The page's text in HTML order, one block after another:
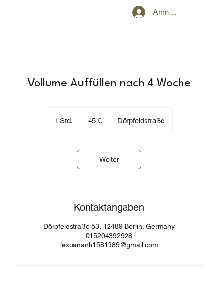
Anmelden
Vollume Auffüllen nach 4 Woche
1 Std. 45 € Dörpfeldstraße
Weiter
Kontaktangaben
Dörpfeldstraße 53, 12489 Berlin, Germany
015204392928
lexuananh1581989@gmail.com